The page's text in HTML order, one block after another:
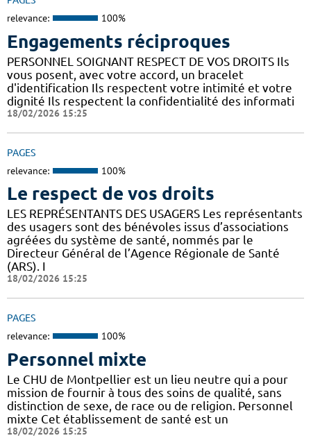
relevance: 100%
Engagements réciproques
PERSONNEL SOIGNANT RESPECT DE VOS DROITS Ils
vous posent, avec votre accord, un bracelet
d'identification Ils respectent votre intimité et votre
dignité Ils respectent la confidentialité des informati
18/02/2026 15:25
PAGES
relevance: 100%
Le respect de vos droits
LES REPRÉSENTANTS DES USAGERS Les représentants
des usagers sont des bénévoles issus d’associations
agréées du système de santé, nommés par le
Directeur Général de l’Agence Régionale de Santé
(ARS). I
18/02/2026 15:25
PAGES
relevance: 100%
Personnel mixte
Le CHU de Montpellier est un lieu neutre qui a pour
mission de fournir à tous des soins de qualité, sans
distinction de sexe, de race ou de religion. Personnel
mixte Cet établissement de santé est un
18/02/2026 15:25